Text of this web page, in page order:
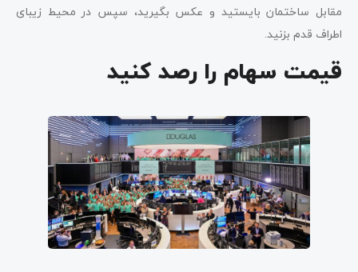
مقابل ساختمان بایستید و عکس بگیرید، سپس در محیط زیبای
اطراف قدم بزنید.
قیمت سهام را رصد کنید